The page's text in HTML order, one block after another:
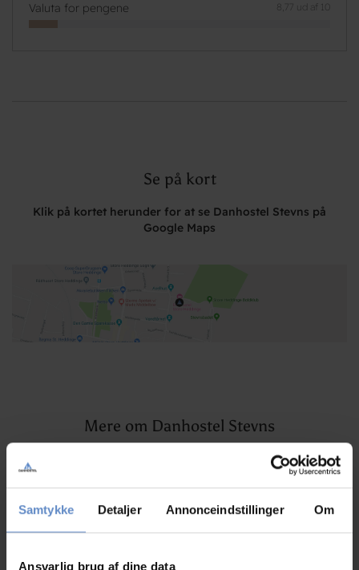
Samtykke Detaljer Annonceindstillinger Om
Ansvarlig brug af dine data
Valuta for pengene 8,77 ud af 10
Se på kort
Klik på kortet herunder for at se Danhostel Stevns på
Google Maps
Mere om Danhostel Stevns
Artikler, pressemeddelelser og spændende nyheder